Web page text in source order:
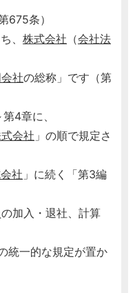
675条）
、 株式会社 （会社法
社の総称」です（第
4章に、
会社 」の順で規定さ
社 」に続く「第3編
加入・退社、計算
一的な規定が置か